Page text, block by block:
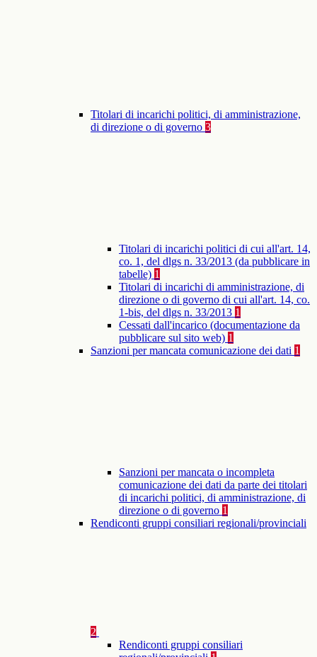
Titolari di incarichi politici, di amministrazione,
di direzione o di governo 3
Titolari di incarichi politici di cui all'art. 14,
co. 1, del dlgs n. 33/2013 (da pubblicare in
tabelle) 1
Titolari di incarichi di amministrazione, di
direzione o di governo di cui all'art. 14, co.
1-bis, del dlgs n. 33/2013 1
Cessati dall'incarico (documentazione da
pubblicare sul sito web) 1
Sanzioni per mancata comunicazione dei dati 1
Sanzioni per mancata o incompleta
comunicazione dei dati da parte dei titolari
di incarichi politici, di amministrazione, di
direzione o di governo 1
Rendiconti gruppi consiliari regionali/provinciali
2
Rendiconti gruppi consiliari